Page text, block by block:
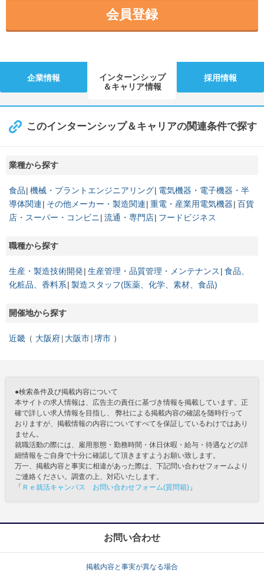
会員登録
企業情報
インターンシップ
＆キャリア情報
採用情報
このインターンシップ＆キャリアの関連条件で探す
業種から探す
食品 機械・プラントエンジニアリング 電気機器・電子機器・半
導体関連
その他メーカー・製造関連 重電・産業用電気機器 百貨
店・スーパー・コンビニ 流通・専門店 フードビジネス
職種から探す
生産・製造技術開発 生産管理・品質管理・メンテナンス
食品、
化粧品、香料系 製造スタッフ(医薬、化学、素材、食品)
開催地から探す
近畿 大阪府 大阪市 堺市
●検索条件及び掲載内容について
本サイトの求人情報は、広告主の責任に基づき情報を掲載しています。正
確で詳しい求人情報を目指し、 弊社による掲載内容の確認を随時行って
おりますが、掲載情報の内容についてすべてを保証しているわけではあり
ません。
就職活動の際には、雇用形態・勤務時間・休日休暇・給与・待遇などの詳
細情報をご自身で十分に確認して頂きますようお願い致します。
万一、掲載内容と事実に相違があった際は、下記問い合わせフォームより
ご連絡ください。調査の上、対応いたします。
「 Ｒｅ就活キャンパス お問い合わせフォーム(質問箱) 」
お問い合わせ
掲載内容と事実が異なる場合